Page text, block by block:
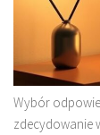
Wybór
zdecydowanie